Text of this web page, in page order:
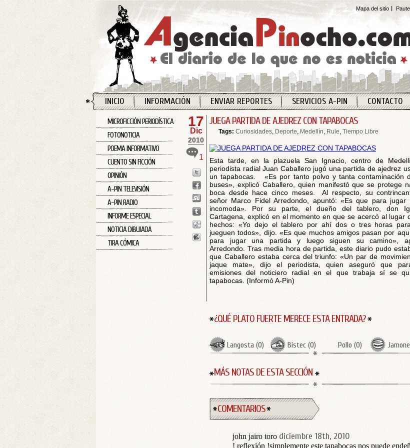
Mapa del sitio
INICIO INFORMACIÓN ENVIAR REPORTES SERVICIOS A-PIN CONTACTO
MICROFICCIÓN PERIODÍSTICA
FOTONOTICIA
POEMA INFORMATIVO
CUENTO SIN FICCIÓN
OPINIÓN
A-PIN TELEVISIÓN
A-PIN RADIO
INFORME ESPECIAL
NOTICIA DIBUJADA
TIRA CÓMICA
17
Dic
2010
1
JUEGA PARTIDA DE AJEDREZ CON TAPABOCAS
Tags: Curiosidades, Deporte, Medellín, Rule, Tiempo Libre
Esta tarde, en la plazuela San Ignacio, centro de
periodista radial Juan Caballero jugó una partida de ajedrez
un tapabocas. «Es por tanto polvo y tanta contaminación
buses», explicó Caballero, quien manifestó que se protege
boca desde hace cinco meses. Al respecto, su
señor Marco Fidel Arredondo, apuntó: «Es que para jugar
incomoda». Por su parte, el dueño del tablero, don
Cartagena, explicó en el momento en que se acercó al lugar
hechos: «Yo dejo el tablero por ahí dos o tres horas
jueguen todos», dijo. «Es que muchos amigos pasan por
para jugar una partida y luego siguen su camino»,
Arredondo. Tras media hora de partida, este diario pudo
que Caballero estaba cerca del triunfo: «Un par de
jaque mate», dijo el periodista, quien aseguró que
emisiones del noticiero radial en el que trabaja sí se
tapabocas. (Informó A-Pin)
¿QUÉ PLATO FUERTE MERECE ESTA ENTRADA?
Langosta (0) Bistec (0) Pollo (0)
MÁS NOTAS DE ESTA SECCIÓN
COMENTARIOS
john jairo toro diciembre 18th, 2010
! reflexión !simplemente este tapabocas nos puede